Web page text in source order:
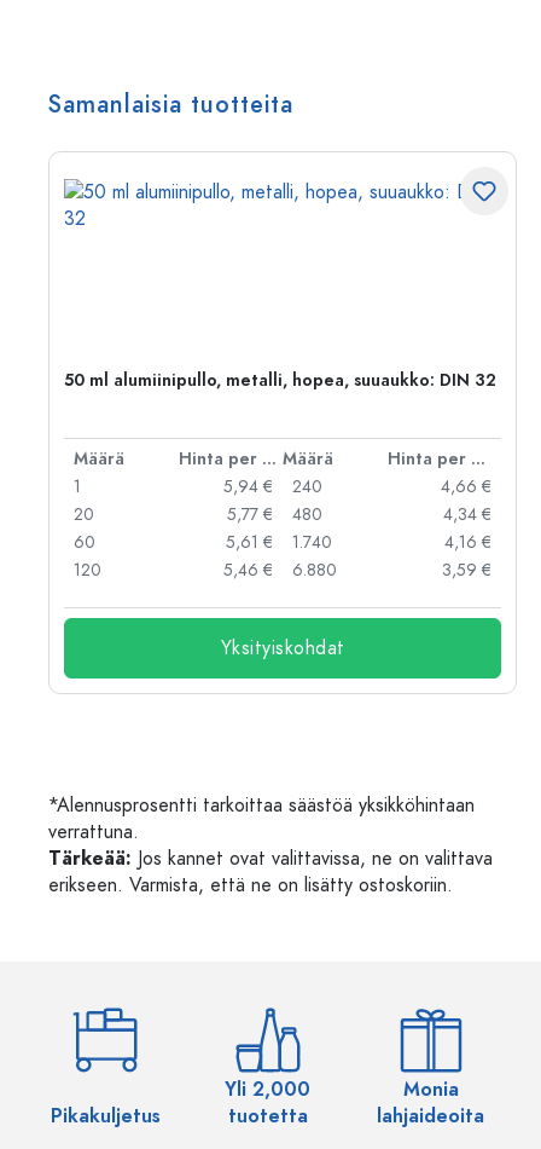
Samanlaisia tuotteita
50 ml alumiinipullo, metalli, hopea, suuaukko: DIN 32
Määrä Hinta per kpl Määrä
Hinta per kpl
1
5,94 €
20
5,77 €
60
5,61 €
120
5,46 €
240
4,66 €
480
4,34 €
1.740
4,16 €
6.880
3,59 €
Yksityiskohdat
*Alennusprosentti tarkoittaa säästöä yksikköhintaan
verrattuna.
Tärkeää: Jos kannet ovat valittavissa, ne on valittava
erikseen. Varmista, että ne on lisätty ostoskoriin.
Pikakuljetus
Yli 2,000
tuotetta
Monia
lahjaideoita